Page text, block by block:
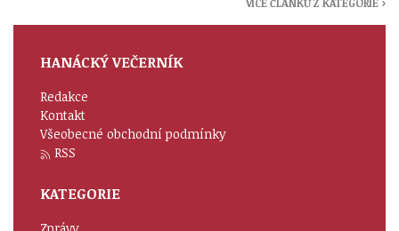
VÍCE ČLÁNKŮ Z KATEGORIE ›
HANÁCKÝ VEČERNÍK
Redakce
Kontakt
Všeobecné obchodní podmínky
RSS
KATEGORIE